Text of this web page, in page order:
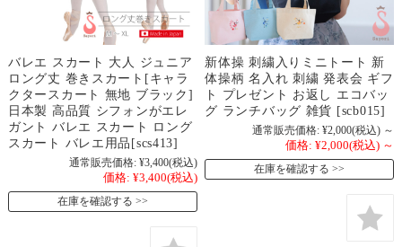
バレエ スカート 大人 ジュニア
ロング丈 巻きスカート[キャラ
クタースカート 無地 ブラック]
日本製 高品質 シフォンがエレ
ガント バレエ スカート ロング
スカート バレエ用品[scs413]
通常販売価格: ¥3,400(税込)
価格: ¥3,400(税込)
在庫を確認する
新体操 刺繍入りミニトート 新
体操柄 名入れ 刺繍 発表会 ギフ
ト プレゼント お返し エコバッ
グ ランチバッグ 雑貨 [scb015]
通常販売価格: ¥2,000(税込) ～
価格: ¥2,000(税込) ～
在庫を確認する